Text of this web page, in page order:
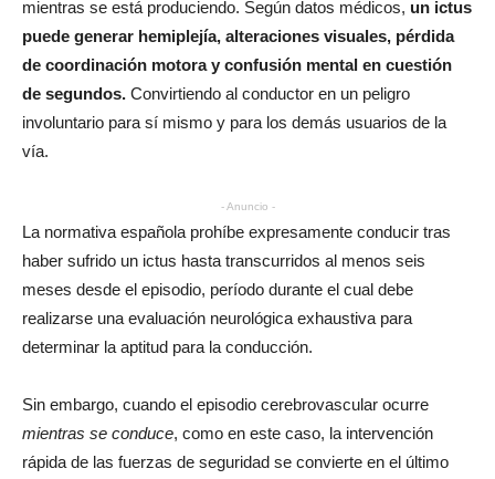
mientras se está produciendo. Según datos médicos, un ictus
puede generar hemiplejía, alteraciones visuales, pérdida
de coordinación motora y confusión mental en cuestión
de segundos. Convirtiendo al conductor en un peligro
involuntario para sí mismo y para los demás usuarios de la
vía.
- Anuncio -
La normativa española prohíbe expresamente conducir tras
haber sufrido un ictus hasta transcurridos al menos seis
meses desde el episodio, período durante el cual debe
realizarse una evaluación neurológica exhaustiva para
determinar la aptitud para la conducción.
Sin embargo, cuando el episodio cerebrovascular ocurre
mientras se conduce, como en este caso, la intervención
rápida de las fuerzas de seguridad se convierte en el último